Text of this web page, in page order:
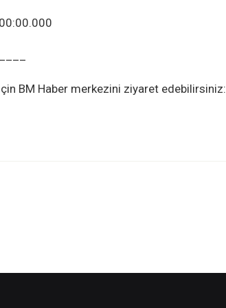
BM Haber merkezini ziyaret edebilirsiniz: